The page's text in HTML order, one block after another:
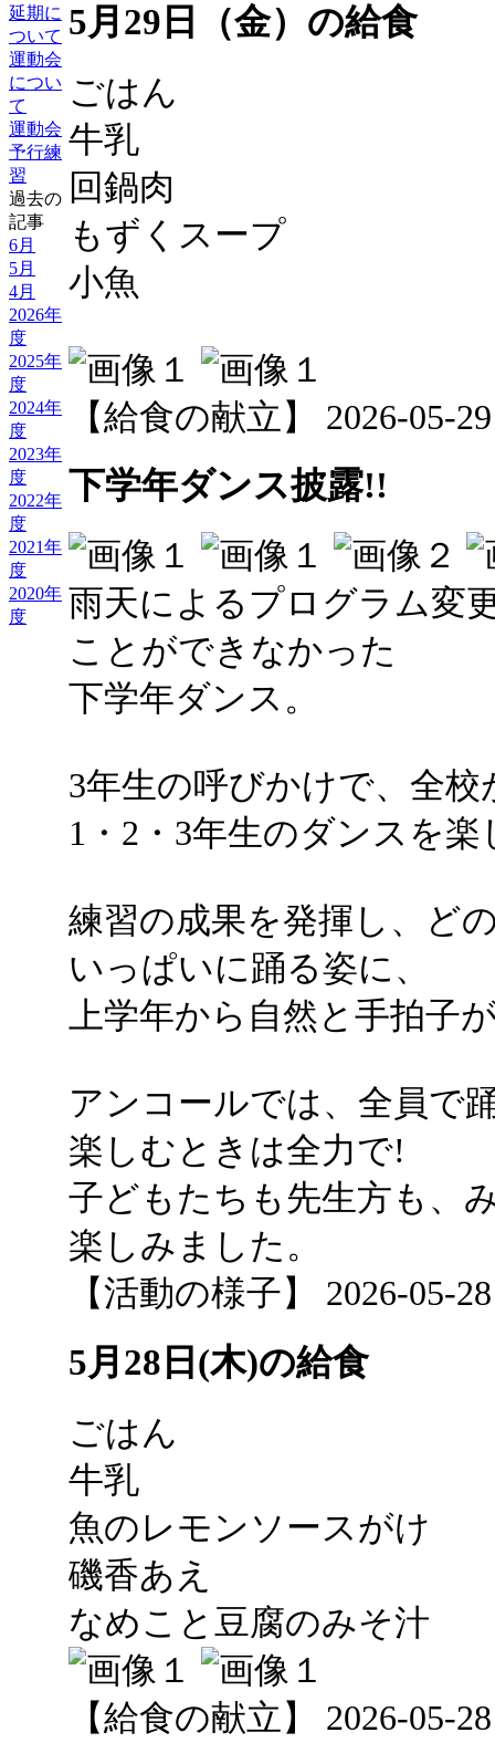
延期に
ついて
運動会
につい
て
運動会
予行練
習
過去の
記事
6月
5月
4月
2026年
度
2025年
度
2024年
度
2023年
度
2022年
度
2021年
度
2020年
度
5月29日（金）の給食
ごはん
牛乳
回鍋肉
もずくスープ
小魚
【給食の献立】 2026-05-
下学年ダンス披露!!
雨天によるプログラム変
ことができなかった
下学年ダンス。
3年生の呼びかけで、全
1・2・3年生のダンスを
練習の成果を発揮し、ど
いっぱいに踊る姿に、
上学年から自然と手拍子
アンコールでは、全員で
楽しむときは全力で!
子どもたちも先生方も、
楽しみました。
【活動の様子】 2026-05-
5月28日(木)の給食
ごはん
牛乳
魚のレモンソースがけ
磯香あえ
なめこと豆腐のみそ汁
【給食の献立】 2026-05-